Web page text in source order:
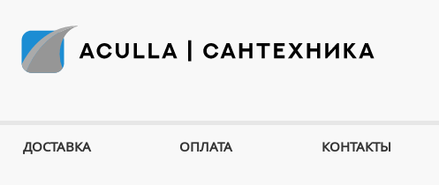
ДОСТАВКА ОПЛАТА КОНТАКТЫ